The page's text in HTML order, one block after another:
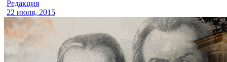
Редакция
22 июля, 2015